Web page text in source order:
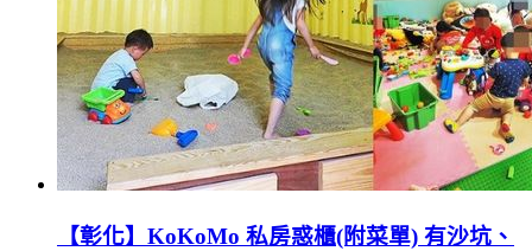
【彰化】KoKoMo 私房惑櫃(附菜單) 有沙坑、